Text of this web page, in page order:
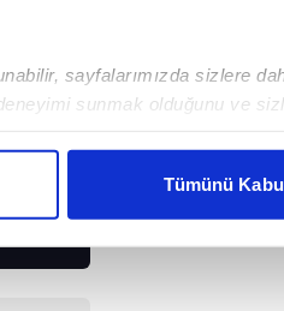
sayfalarımızda sizlere
sunmak olduğunu ve
hedefli reklamlar
Tümünü